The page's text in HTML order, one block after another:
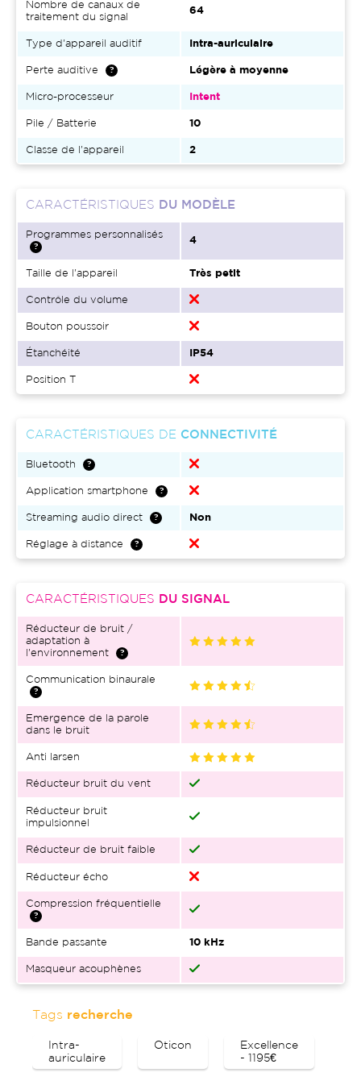
Nombre de canaux de
traitement du signal
64
Type d'appareil auditif Intra-auriculaire
Perte auditive Légère à moyenne
Micro-processeur Intent
Pile / Batterie 10
Classe de l'appareil 2
CARACTÉRISTIQUES DU MODÈLE
Programmes personnalisés
4
Taille de l'appareil Très petit
Contrôle du volume
Bouton poussoir
Étanchéité IP54
Position T
CARACTÉRISTIQUES DE CONNECTIVITÉ
Bluetooth
Application smartphone
Streaming audio direct Non
Réglage à distance
CARACTÉRISTIQUES DU SIGNAL
Réducteur de bruit /
adaptation à
l'environnement
Communication binaurale
Emergence de la parole
dans le bruit
Anti larsen
Réducteur bruit du vent
Réducteur bruit
impulsionnel
Réducteur de bruit faible
Réducteur écho
Compression fréquentielle
Bande passante 10 kHz
Masqueur acouphènes
Tags recherche
Intra-
auriculaire
Oticon
Excellence
- 1195€